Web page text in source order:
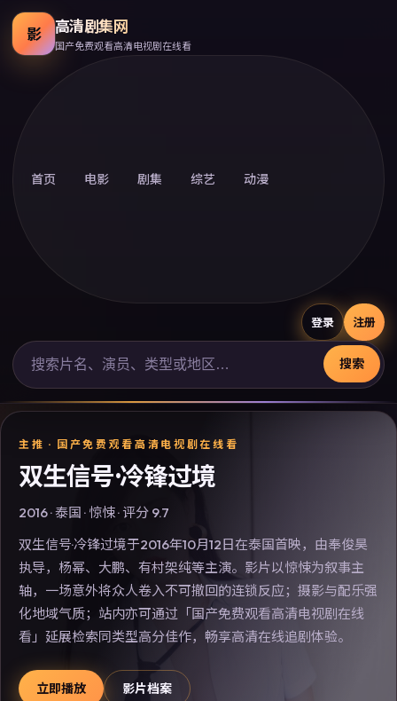
影 高清剧集网
国产免费观看高清电视剧在线看
首页 电影 剧集 综艺 动漫
登录 注册
搜索
主推 · 国产免费观看高清电视剧在线看
双生信号·冷锋过境
2016·泰国 · 惊悚· 评分 9.7
双生信号·冷锋过境于2016年10月12日在泰国首映，由奉俊昊
执导，杨幂、大鹏、有村架纯等主演。影片以惊悚为叙事主
轴，一场意外将众人卷入不可撤回的连锁反应；摄影与配乐强
化地域气质；站内亦可通过「国产免费观看高清电视剧在线
看」延展检索同类型高分佳作，畅享高清在线追剧体验。
立即播放 影片档案